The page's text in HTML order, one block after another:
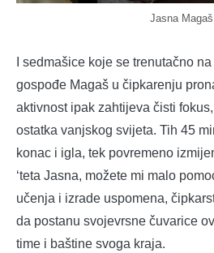
Jasna Magaš
I sedmašice koje se trenutačno
gospođe Magaš u čipkarenju
aktivnost ipak zahtijeva čisti
ostatka vanjskog svijeta. Tih 45
konac i igla, tek povremeno
‘teta Jasna, možete mi malo
učenja i izrade uspomena,
da postanu svojevrsne čuvarice
time i baštine svoga kraja.